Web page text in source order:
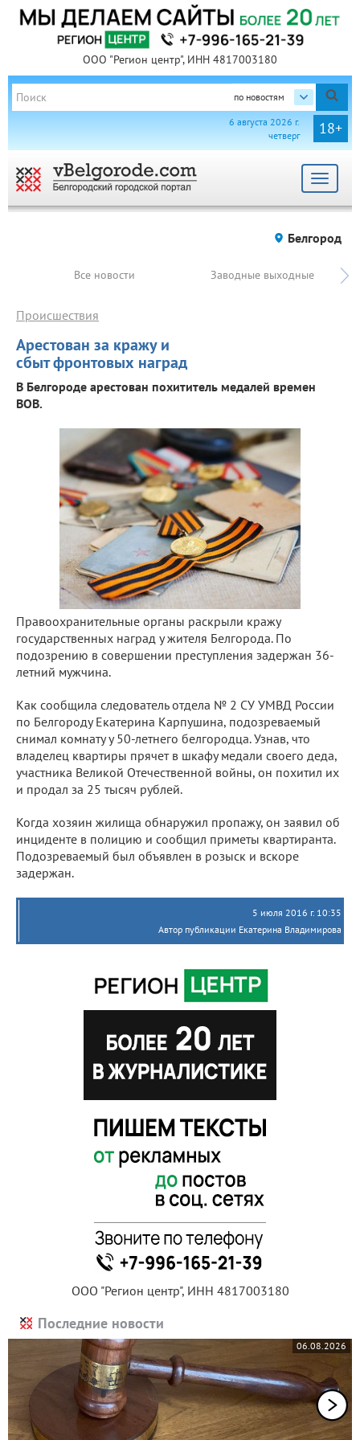
ООО "Регион центр", ИНН 4817003180
по новостям
18+
6 августа 2026 г.
четверг
Toggle
Белгород
Все новости Заводные выходные
Арестован за кражу и
сбыт фронтовых наград
Происшествия
В Белгороде арестован похититель медалей времен
ВОВ.
Правоохранительные органы раскрыли кражу
государственных наград у жителя Белгорода. По
подозрению в совершении преступления задержан 36-
летний мужчина.
Как сообщила следователь отдела № 2 СУ УМВД России
по Белгороду Екатерина Карпушина, подозреваемый
снимал комнату у 50-летнего белгородца. Узнав, что
владелец квартиры прячет в шкафу медали своего деда,
участника Великой Отечественной войны, он похитил их
и продал за 25 тысяч рублей.
Когда хозяин жилища обнаружил пропажу, он заявил об
инциденте в полицию и сообщил приметы квартиранта.
Подозреваемый был объявлен в розыск и вскоре
задержан.
5 июля 2016 г. 10:35
Автор публикации Екатерина Владимирова
ООО "Регион центр", ИНН 4817003180
Последние новости
06.08.2026